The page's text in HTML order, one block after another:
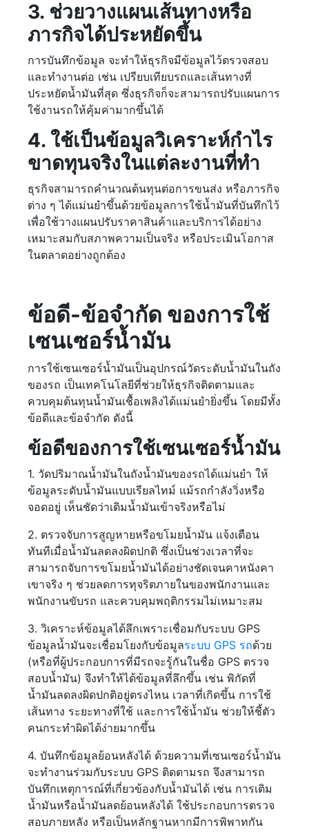
3. ช่วยวางแผนเส้นทางหรือ
ภารกิจได้ประหยัดขึ้น
การบันทึกข้อมูล จะทำให้ธุรกิจมีข้อมูลไว้ตรวจสอบ
และทำงานต่อ เช่น เปรียบเทียบรถและเส้นทางที่
ประหยัดน้ำมันที่สุด ซึ่งธุรกิจก็จะสามารถปรับแผนการ
ใช้งานรถให้คุ้มค่ามากขึ้นได้
4. ใช้เป็นข้อมูลวิเคราะห์กำไร
ขาดทุนจริงในแต่ละงานที่ทำ
ธุรกิจสามารถคำนวณต้นทุนต่อการขนส่ง หรือภารกิจ
ต่าง ๆ ได้แม่นยำขึ้นด้วยข้อมูลการใช้น้ำมันที่บันทึกไว้
เพื่อใช้วางแผนปรับราคาสินค้าและบริการได้อย่าง
เหมาะสมกับสภาพความเป็นจริง หรือประเมินโอกาส
ในตลาดอย่างถูกต้อง
ข้อดี-ข้อจำกัด ของการใช้
เซนเซอร์น้ำมัน
การใช้เซนเซอร์น้ำมันเป็นอุปกรณ์วัดระดับน้ำมันในถัง
ของรถ เป็นเทคโนโลยีที่ช่วยให้ธุรกิจติดตามและ
ควบคุมต้นทุนน้ำมันเชื้อเพลิงได้แม่นยำยิ่งขึ้น โดยมีทั้ง
ข้อดีและข้อจำกัด ดังนี้
ข้อดีของการใช้เซนเซอร์น้ำมัน
1. วัดปริมาณน้ำมันในถังน้ำมันของรถได้แม่นยำ ให้
ข้อมูลระดับน้ำมันแบบเรียลไทม์ แม้รถกำลังวิ่งหรือ
จอดอยู่ เห็นชัดว่าเติมน้ำมันเข้าจริงหรือไม่
2. ตรวจจับการสูญหายหรือขโมยน้ำมัน แจ้งเตือน
ทันทีเมื่อน้ำมันลดลงผิดปกติ ซึ่งเป็นช่วงเวลาที่จะ
สามารถจับการขโมยน้ำมันได้อย่างชัดเจนคาหนังคา
เขาจริง ๆ ช่วยลดการทุจริตภายในของพนักงานและ
พนักงานขับรถ และควบคุมพฤติกรรมไม่เหมาะสม
3. วิเคราะห์ข้อมูลได้ลึกเพราะเชื่อมกับระบบ GPS
ข้อมูลน้ำมันจะเชื่อมโยงกับข้อมูลระบบ GPS รถด้วย
(หรือที่ผู้ประกอบการที่มีรถจะรู้กันในชื่อ GPS ตรวจ
สอบน้ำมัน) จึงทำให้ได้ข้อมูลที่ลึกขึ้น เช่น พิกัดที่
น้ำมันลดลงผิดปกติอยู่ตรงไหน เวลาที่เกิดขึ้น การใช้
เส้นทาง ระยะทางที่ใช้ และการใช้น้ำมัน ช่วยให้ชี้ตัว
คนกระทำผิดได้ง่ายมากขึ้น
4. บันทึกข้อมูลย้อนหลังได้ ด้วยความที่เซนเซอร์น้ำมัน
จะทำงานร่วมกับระบบ GPS ติดตามรถ จึงสามารถ
บันทึกเหตุการณ์ที่เกี่ยวข้องกับน้ำมันได้ เช่น การเติม
น้ำมันหรือน้ำมันลดย้อนหลังได้ ใช้ประกอบการตรวจ
สอบภายหลัง หรือเป็นหลักฐานหากมีการพิพาทกัน